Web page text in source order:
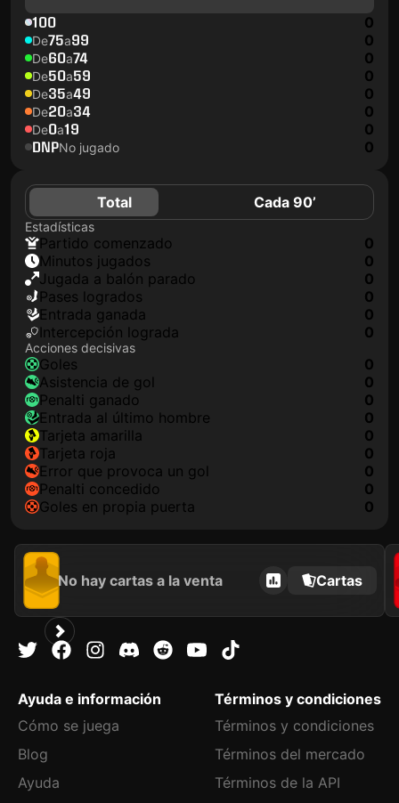
100 0
De75a99 0
De60a74 0
De50a59 0
De35a49 0
De20a34 0
De0a19 0
DNPNo jugado 0
Total Cada 90’
Estadísticas
partido comenzado
0
minutos jugados
0
jugada a balón parado
0
pases logrados
0
Entrada ganada
0
Intercepción lograda
0
Acciones decisivas
goles
0
asistencia de gol
0
Penalti ganado
0
Entrada al último hombre
0
tarjeta amarilla
0
tarjeta roja
0
Error que provoca un gol
0
Penalti concedido
0
goles en propia puerta
0
No hay cartas a la venta Cartas
Ayuda e información
Cómo se juega
Blog
Ayuda
Términos y condiciones
Términos y condiciones
Términos del mercado
Términos de la API